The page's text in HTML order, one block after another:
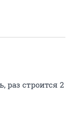
раз строится 2